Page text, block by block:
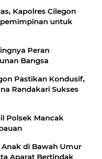
Kapolres Cilegon
untuk
Peran
Bangsa
Pastikan Kondusif,
Randakari Sukses
Polsek Mancak
di Bawah Umur
Aparat Bertindak